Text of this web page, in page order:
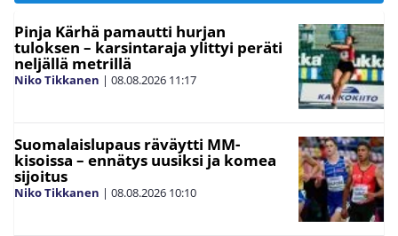
Pinja Kärhä pamautti hurjan
tuloksen – karsintaraja ylittyi peräti
neljällä metrillä
Niko Tikkanen | 08.08.2026 11:17
Suomalaislupaus räväytti MM-
kisoissa – ennätys uusiksi ja komea
sijoitus
Niko Tikkanen | 08.08.2026 10:10